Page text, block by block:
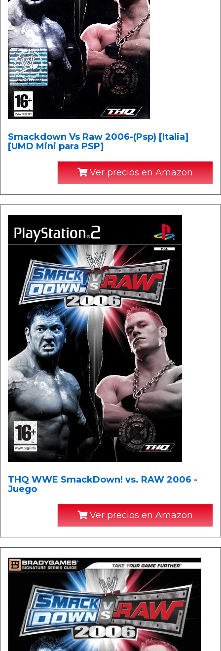
Smackdown Vs Raw 2006-(Psp) [Italia]
[UMD Mini para PSP]
Ver precios en Amazon
THQ WWE SmackDown! vs. RAW 2006 -
Juego
Ver precios en Amazon